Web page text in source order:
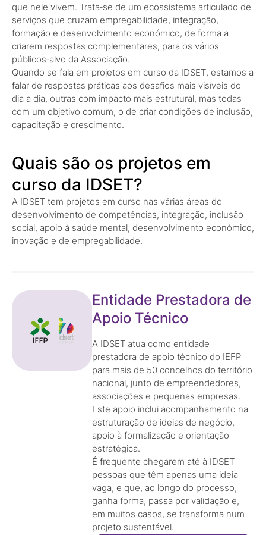
que nele vivem. Trata‑se de um ecossistema articulado de
serviços que cruzam empregabilidade, integração,
formação e desenvolvimento económico, de forma a
criarem respostas complementares, para os vários
públicos‑alvo da Associação.
Quando se fala em projetos em curso da IDSET, estamos a
falar de respostas práticas aos desafios mais visíveis do
dia a dia, outras com impacto mais estrutural, mas todas
com um objetivo comum, o de criar condições de inclusão,
capacitação e crescimento.
Quais são os projetos em
curso da IDSET?
A IDSET tem projetos em curso nas várias áreas do
desenvolvimento de competências, integração, inclusão
social, apoio à saúde mental, desenvolvimento económico,
inovação e de empregabilidade.
Entidade Prestadora de
Apoio Técnico
A IDSET atua como entidade
prestadora de apoio técnico do IEFP
para mais de 50 concelhos do território
nacional, junto de empreendedores,
associações e pequenas empresas.
Este apoio inclui acompanhamento na
estruturação de ideias de negócio,
apoio à formalização e orientação
estratégica.
É frequente chegarem até à IDSET
pessoas que têm apenas uma ideia
vaga, e que, ao longo do processo,
ganha forma, passa por validação e,
em muitos casos, se transforma num
projeto sustentável.